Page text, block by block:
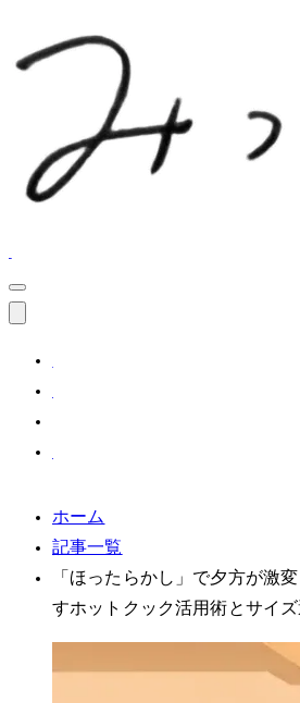
ホーム
記事一覧
「ほったらかし」で夕方が激
すホットクック活用術とサイ